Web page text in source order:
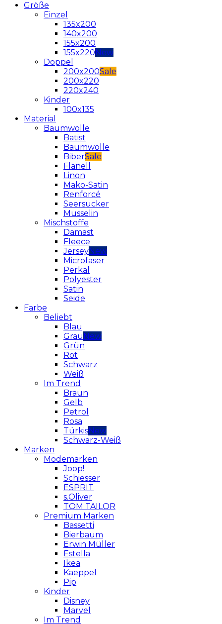
Größe
Einzel
135x200
140x200
155x200
155x220
Doppel
200x200
200x220
220x240
Kinder
100x135
Material
Baumwolle
Batist
Baumwolle
Biber
Flanell
Linon
Mako-Satin
Renforcé
Seersucker
Musselin
Mischstoffe
Damast
Fleece
Jersey
Microfaser
Perkal
Polyester
Satin
Seide
Farbe
Beliebt
Blau
Grau
Grün
Rot
Schwarz
Weiß
Im Trend
Braun
Gelb
Petrol
Rosa
Türkis
Schwarz-Weiß
Marken
Modemarken
Joop!
Schiesser
ESPRIT
s.Oliver
TOM TAILOR
Premium Marken
Bassetti
Bierbaum
Erwin Müller
Estella
Ikea
Kaeppel
Pip
Kinder
Disney
Marvel
Im Trend